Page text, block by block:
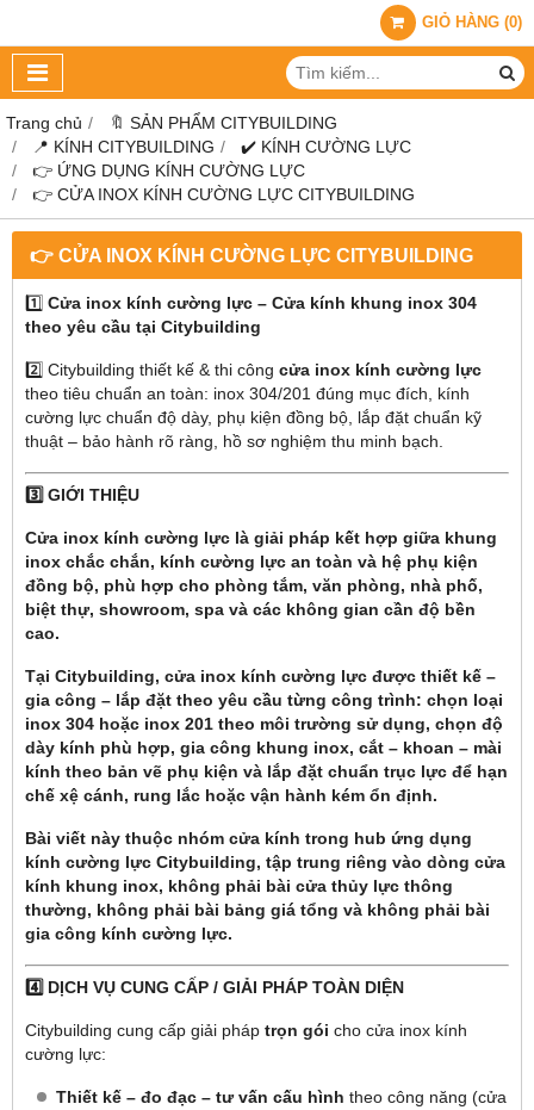
GIỎ HÀNG (0)
Trang chủ
🔖 SẢN PHẨM CITYBUILDING
📍 KÍNH CITYBUILDING
✔️ KÍNH CƯỜNG LỰC
👉 ỨNG DỤNG KÍNH CƯỜNG LỰC
👉 CỬA INOX KÍNH CƯỜNG LỰC CITYBUILDING
👉 CỬA INOX KÍNH CƯỜNG LỰC CITYBUILDING
1️⃣ Cửa inox kính cường lực – Cửa kính khung inox 304
theo yêu cầu tại Citybuilding
2️⃣ Citybuilding thiết kế & thi công cửa inox kính cường lực
theo tiêu chuẩn an toàn: inox 304/201 đúng mục đích, kính
cường lực chuẩn độ dày, phụ kiện đồng bộ, lắp đặt chuẩn kỹ
thuật – bảo hành rõ ràng, hồ sơ nghiệm thu minh bạch.
3️⃣ GIỚI THIỆU
Cửa inox kính cường lực là giải pháp kết hợp giữa khung
inox chắc chắn, kính cường lực an toàn và hệ phụ kiện
đồng bộ, phù hợp cho phòng tắm, văn phòng, nhà phố,
biệt thự, showroom, spa và các không gian cần độ bền
cao.
Tại Citybuilding, cửa inox kính cường lực được thiết kế –
gia công – lắp đặt theo yêu cầu từng công trình: chọn loại
inox 304 hoặc inox 201 theo môi trường sử dụng, chọn độ
dày kính phù hợp, gia công khung inox, cắt – khoan – mài
kính theo bản vẽ phụ kiện và lắp đặt chuẩn trục lực để hạn
chế xệ cánh, rung lắc hoặc vận hành kém ổn định.
Bài viết này thuộc nhóm cửa kính trong hub ứng dụng
kính cường lực Citybuilding, tập trung riêng vào dòng cửa
kính khung inox, không phải bài cửa thủy lực thông
thường, không phải bài bảng giá tổng và không phải bài
gia công kính cường lực.
4️⃣ DỊCH VỤ CUNG CẤP / GIẢI PHÁP TOÀN DIỆN
Citybuilding cung cấp giải pháp trọn gói cho cửa inox kính
cường lực:
Thiết kế – đo đạc – tư vấn cấu hình theo công năng (cửa